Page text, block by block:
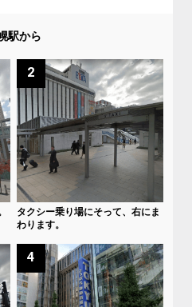
駅から
2
タクシー乗り場にそって、右にま
わります。
4